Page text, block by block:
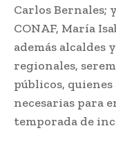
Carlos Bernales;
CONAF, María
además alcaldes
regionales,
públicos,
necesarias para
temporada de